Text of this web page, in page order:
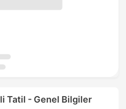
Tatil - Genel Bilgiler